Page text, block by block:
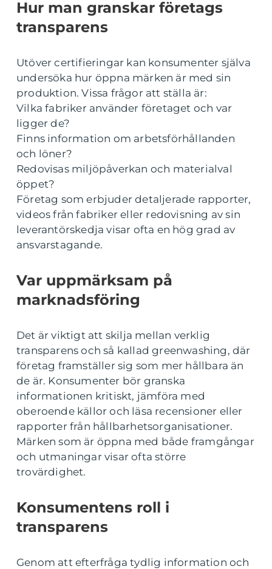
Hur man granskar företags
transparens
Utöver certifieringar kan konsumenter själva
undersöka hur öppna märken är med sin
produktion. Vissa frågor att ställa är:
Vilka fabriker använder företaget och var
ligger de?
Finns information om arbetsförhållanden
och löner?
Redovisas miljöpåverkan och materialval
öppet?
Företag som erbjuder detaljerade rapporter,
videos från fabriker eller redovisning av sin
leverantörskedja visar ofta en hög grad av
ansvarstagande.
Var uppmärksam på
marknadsföring
Det är viktigt att skilja mellan verklig
transparens och så kallad greenwashing, där
företag framställer sig som mer hållbara än
de är. Konsumenter bör granska
informationen kritiskt, jämföra med
oberoende källor och läsa recensioner eller
rapporter från hållbarhetsorganisationer.
Märken som är öppna med både framgångar
och utmaningar visar ofta större
trovärdighet.
Konsumentens roll i
transparens
Genom att efterfråga tydlig information och